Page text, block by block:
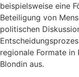
beispielsweise eine
Beteiligung von
politischen
regionale Formate in
Blondin aus.